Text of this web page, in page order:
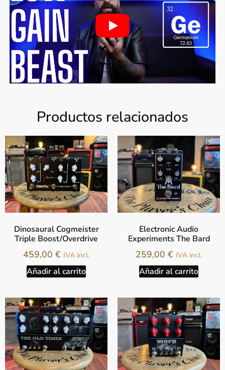
Productos relacionados
Dinosaural Cogmeister
Triple Boost/Overdrive
459,00 € IVA incl.
Añadir al carrito
Electronic Audio
Experiments The Bard
259,00 € IVA incl.
Añadir al carrito